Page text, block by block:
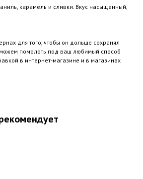
карамель и сливки. Вкус насыщенный,
для того, чтобы он дольше сохранял
помолоть под ваш любимый способ
в интернет-магазине и в магазинах